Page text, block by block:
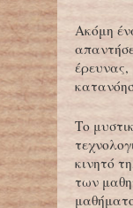
Ακόμη
έρευνας,
Το
κινητό
των